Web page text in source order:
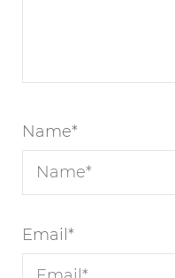
Name*
Email *